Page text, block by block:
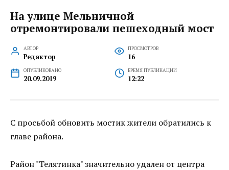
На улице Мельничной
отремонтировали пешеходный мост
АВТОР
Редактор
ПРОСМОТРОВ
16
ОПУБЛИКОВАНО
20.09.2019
ВРЕМЯ ПУБЛИКАЦИИ
12:22
С просьбой обновить мостик жители обратились к
главе района.
Район "Телятинка" значительно удален от центра